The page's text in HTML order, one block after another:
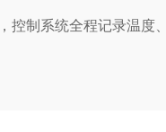
制系统全程记录温度